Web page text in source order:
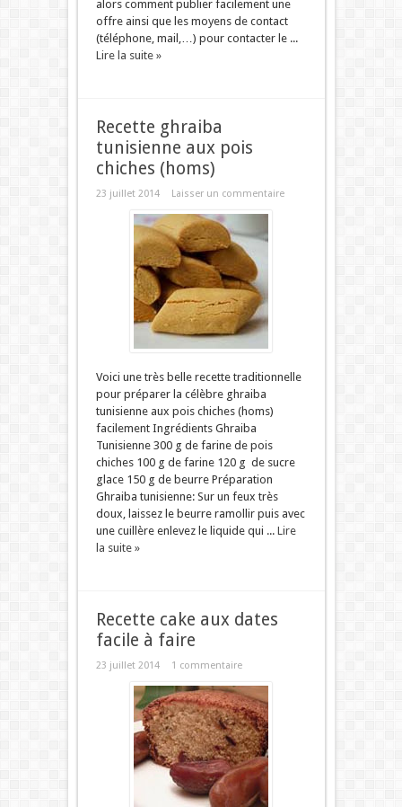
alors comment publier facilement une
offre ainsi que les moyens de contact
(téléphone, mail,…) pour contacter le ...
Lire la suite »
Recette ghraiba
tunisienne aux pois
chiches (homs)
23 juillet 2014 Laisser un commentaire
Voici une très belle recette traditionnelle
pour préparer la célèbre ghraiba
tunisienne aux pois chiches (homs)
facilement Ingrédients Ghraiba
Tunisienne 300 g de farine de pois
chiches 100 g de farine 120 g de sucre
glace 150 g de beurre Préparation
Ghraiba tunisienne: Sur un feux très
doux, laissez le beurre ramollir puis avec
une cuillère enlevez le liquide qui ... Lire
la suite »
Recette cake aux dates
facile à faire
23 juillet 2014 1 commentaire